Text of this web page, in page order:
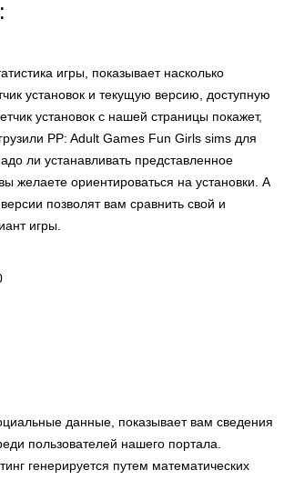
игры, показывает насколько
установок и текущую версию, доступную
установок с нашей страницы покажет,
PP: Adult Games Fun Girls sims для
ли устанавливать представленное
желаете ориентироваться на установки. А
позволят вам сравнить свой и
игры.
данные, показывает вам сведения
пользователей нашего портала.
генерируется путем математических